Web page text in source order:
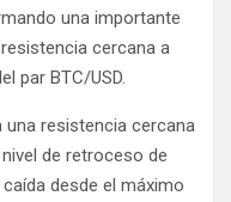
una importante
cercana a
par BTC/USD.
resistencia cercana
de retroceso de
desde el máximo